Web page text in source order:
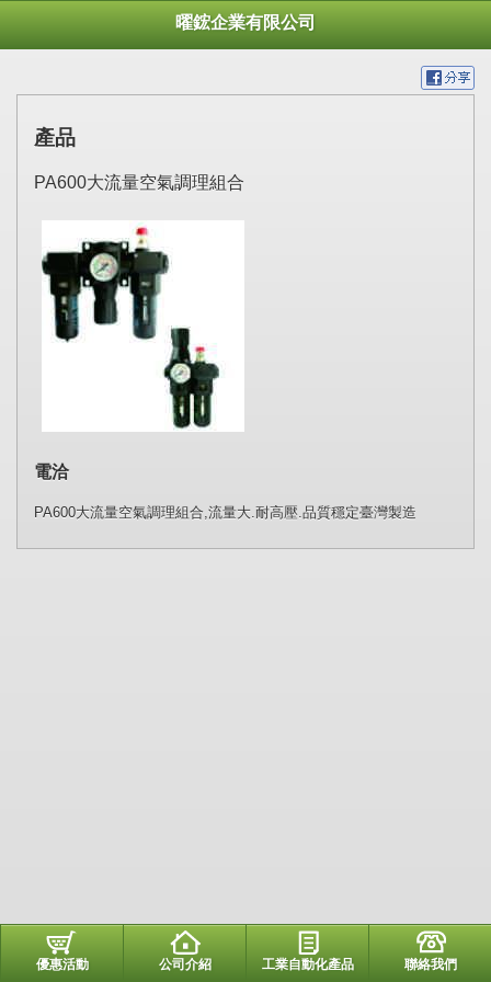
曜鋐企業有限公司
產品
PA600大流量空氣調理組合
電洽
PA600大流量空氣調理組合,流量大.耐高壓.品質穩定臺灣製造
優惠活動 公司介紹 工業自動化產品 聯絡我們